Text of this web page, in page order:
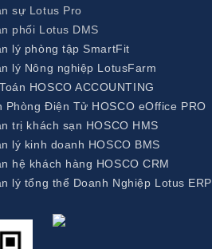
sự Lotus Pro
phối Lotus DMS
lý phòng tập SmartFit
lý Nông nghiệp LotusFarm
HOSCO ACCOUNTING
Phòng Điện Tử HOSCO eOffice PRO
trị khách sạn HOSCO HMS
lý kinh doanh HOSCO BMS
hệ khách hàng HOSCO CRM
lý tổng thể Doanh Nghiệp Lotus ERP